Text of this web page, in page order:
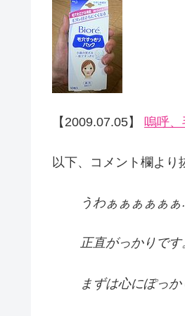
【2009.07.05】 嗚呼、
以下、コメント欄より
うわぁぁぁ
正直がっかりです
まずは心にぽっ